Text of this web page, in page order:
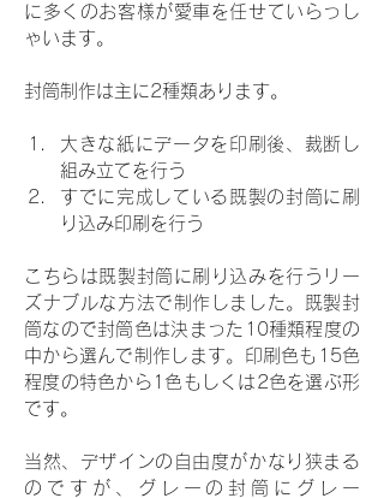
に多くのお客様が愛車を任せていらっし
ゃいます。
封筒制作は主に2種類あります。
大きな紙にデータを印刷後、裁断し
組み立てを行う
すでに完成している既製の封筒に刷
り込み印刷を行う
こちらは既製封筒に刷り込みを行うリー
ズナブルな方法で制作しました。既製封
筒なので封筒色は決まった10種類程度の
中から選んで制作します。印刷色も15色
程度の特色から1色もしくは2色を選ぶ形
です。
当然、デザインの自由度がかなり狭まる
のですが、グレーの封筒にグレー